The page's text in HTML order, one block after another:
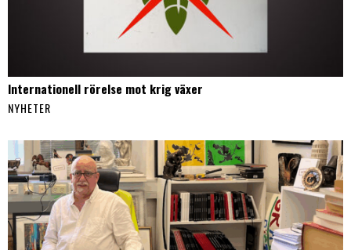
Internationell rörelse mot krig växer
NYHETER